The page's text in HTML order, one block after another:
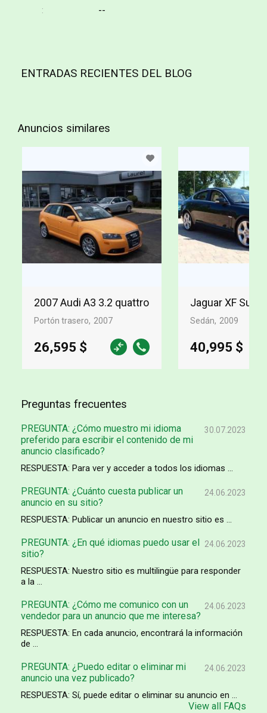
ENTRADAS RECIENTES DEL BLOG
Anuncios similares
2007 Audi A3 3.2 quattro
Portón trasero 2007
26,595 $
Jaguar XF
Sedán 2009
40,995 $
Preguntas frecuentes
30.07.2023
PREGUNTA: ¿Cómo muestro mi idioma
preferido para escribir el contenido de mi
anuncio clasificado?
RESPUESTA: Para ver y acceder a todos los idiomas ...
24.06.2023
PREGUNTA: ¿Cuánto cuesta publicar un
anuncio en su sitio?
RESPUESTA: Publicar un anuncio en nuestro sitio es ...
24.06.2023
PREGUNTA: ¿En qué idiomas puedo usar el
sitio?
RESPUESTA: Nuestro sitio es multilingüe para responder
a la ...
24.06.2023
PREGUNTA: ¿Cómo me comunico con un
vendedor para un anuncio que me interesa?
RESPUESTA: En cada anuncio, encontrará la información
de ...
24.06.2023
PREGUNTA: ¿Puedo editar o eliminar mi
anuncio una vez publicado?
RESPUESTA: Sí, puede editar o eliminar su anuncio en ...
View all FAQs
--